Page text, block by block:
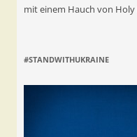
mit einem Hauch von
#STANDWITHUKRAINE